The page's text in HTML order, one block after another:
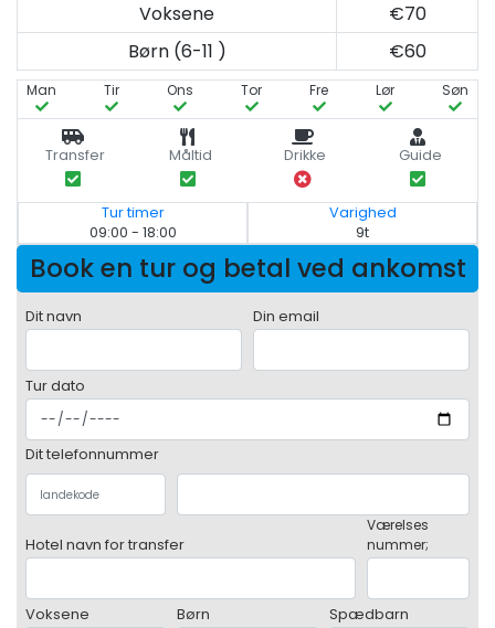
Voksene
€70
Børn (6-11 )
€60
Man Tir Ons Tor Fre Lør Søn
Transfer Måltid Drikke Guide
Tur timer
09:00 - 18:00
Varighed
9t
Book en tur og betal ved ankomst
Dit navn Din email
Tur dato
Dit telefonnummer
Hotel navn for transfer
Værelses
nummer;
Voksene Børn Spædbarn